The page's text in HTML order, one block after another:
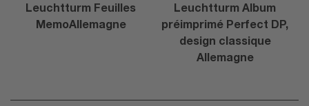
Leuchtturm Feuilles
MemoAllemagne
Leuchtturm Album
préimprimé Perfect DP,
design classique
Allemagne